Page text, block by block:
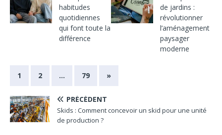
habitudes
quotidiennes
qui font toute la
différence
de jardins :
révolutionner
l’aménagement
paysager
moderne
1 2 … 79 »
PRÉCÉDENT
Skids : Comment concevoir un skid pour une unité
de production ?